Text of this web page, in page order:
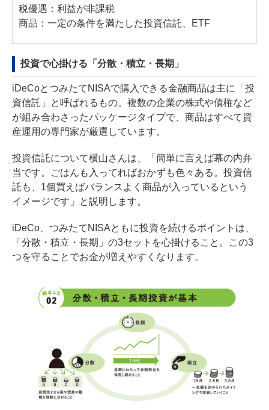
税優遇：利益が非課税
商品：一定の条件を満たした投資信託、ETF
投資で心掛ける「分散・積立・長期」
iDeCoとつみたてNISAで購入できる金融商品は主に「投
資信託」と呼ばれるもの。複数の企業の株式や債権など
が組み合わさったパッケージタイプで、商品はすべて資
産運用の専門家が厳選しています。
投資信託について横山さんは、「簡単に言えば幕の内弁
当です。ごはんも入ってればおかずも色々ある。投資信
託も、1個買えばバランスよく商品が入っているという
イメージです」と説明します。
iDeCo、つみたてNISAともに投資を続けるポイントは、
「分散・積立・長期」の3セットを心掛けること。この3
つを守ることでお金が増えやすくなります。